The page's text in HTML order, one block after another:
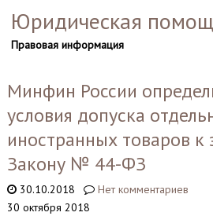
Юридическая
Правовая информация
Минфин России
условия допуска
иностранных товаров к
Закону № 44-ФЗ
30.10.2018
Нет комментариев
30 октября 2018